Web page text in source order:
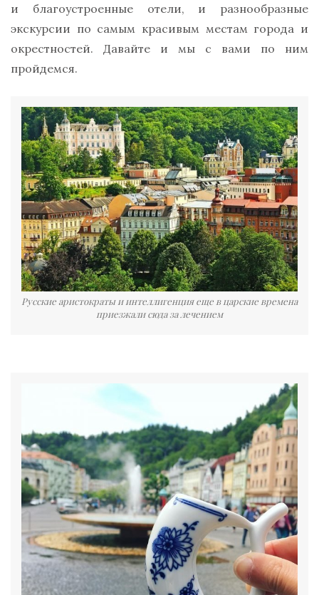
и благоустроенные отели, и разнообразные
экскурсии по самым красивым местам города и
окрестностей. Давайте и мы с вами по ним
пройдемся.
Русские аристократы и интеллигенция еще в царские времена
приезжали сюда за лечением